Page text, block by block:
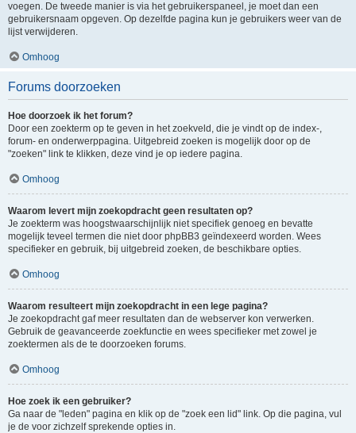
voegen. De tweede manier is via het gebruikerspaneel, je moet dan een
gebruikersnaam opgeven. Op dezelfde pagina kun je gebruikers weer van de
lijst verwijderen.
Omhoog
Forums doorzoeken
Hoe doorzoek ik het forum?
Door een zoekterm op te geven in het zoekveld, die je vindt op de index-,
forum- en onderwerppagina. Uitgebreid zoeken is mogelijk door op de
"zoeken" link te klikken, deze vind je op iedere pagina.
Omhoog
Waarom levert mijn zoekopdracht geen resultaten op?
Je zoekterm was hoogstwaarschijnlijk niet specifiek genoeg en bevatte
mogelijk teveel termen die niet door phpBB3 geïndexeerd worden. Wees
specifieker en gebruik, bij uitgebreid zoeken, de beschikbare opties.
Omhoog
Waarom resulteert mijn zoekopdracht in een lege pagina?
Je zoekopdracht gaf meer resultaten dan de webserver kon verwerken.
Gebruik de geavanceerde zoekfunctie en wees specifieker met zowel je
zoektermen als de te doorzoeken forums.
Omhoog
Hoe zoek ik een gebruiker?
Ga naar de "leden" pagina en klik op de "zoek een lid" link. Op die pagina, vul
je de voor zichzelf sprekende opties in.